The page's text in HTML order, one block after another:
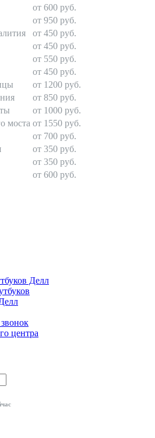
от 600 руб.
от 950 руб.
от 450 руб.
от 450 руб.
от 550 руб.
от 450 руб.
от 1200 руб.
от 850 руб.
от 1000 руб.
моста от 1550 руб.
от 700 руб.
от 350 руб.
от 350 руб.
от 600 руб.
Делл
центра